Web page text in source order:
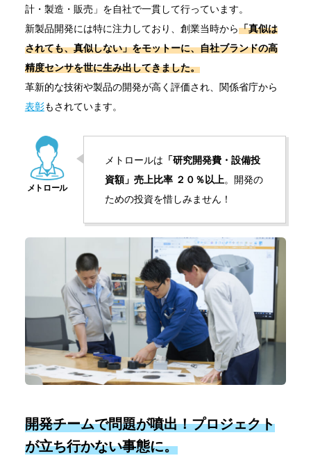
計・製造・販売」を自社で一貫して行っています。
新製品開発には特に注力しており、創業当時から「真似は
されても、真似しない」をモットーに、自社ブランドの高
精度センサを世に生み出してきました。
革新的な技術や製品の開発が高く評価され、関係省庁から
表彰もされています。
メトロールは 「研究開発費・設備投
資額」売上比率 ２０％以上。開発の
ための投資を惜しみません！
開発チームで問題が噴出！プロジェクト
が立ち行かない事態に。